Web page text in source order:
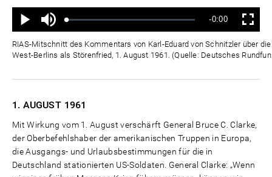
Wiedergabe
Ton
aus
Geladen:
Status:
Verbleibende
Zeit
-0:00 Vollbild
RIAS-Mitschnitt des Kommentars von Karl-Eduard von Schnitzler über
West-Berlins als Störenfried, 1. August 1961. (Quelle: Deutsches
1. AUGUST 1961
Mit Wirkung vom 1. August verschärft General Bruce C. Clarke,
der Oberbefehlshaber der amerikanischen Truppen in Europa,
die Ausgangs- und Urlaubsbestimmungen für die in
Deutschland stationierten US-Soldaten. General Clarke: „Wenn